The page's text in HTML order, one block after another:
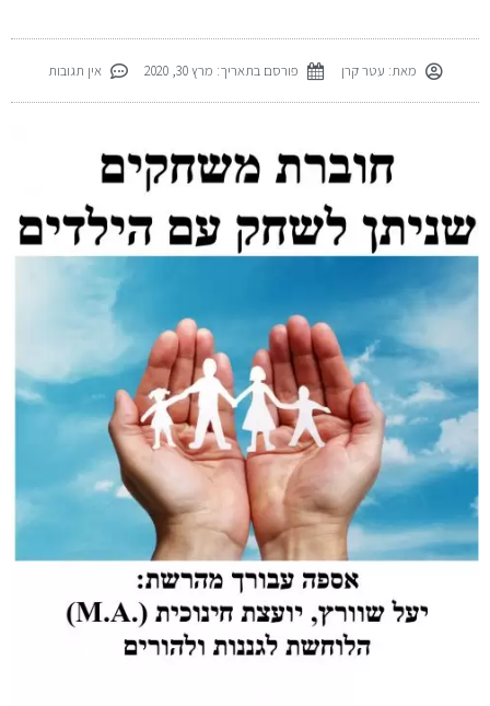
מאת: עטר קרן פורסם בתאריך: מרץ 30, 2020 אין תגובות